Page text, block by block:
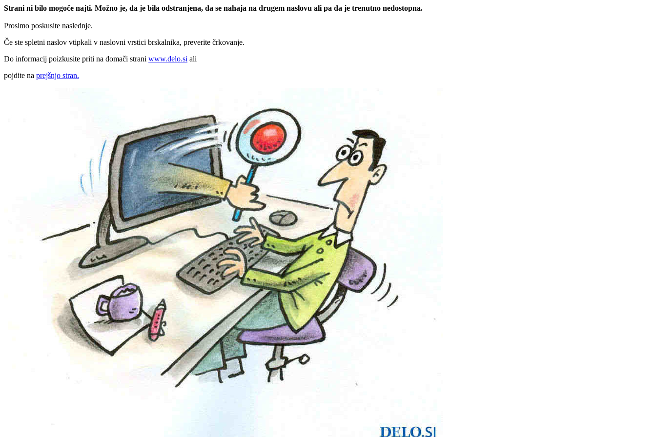
Strani ni bilo mogoče najti. Možno je, da je bila odstranjena, da se nahaja na drugem naslovu ali pa da je trenutno nedostopna.
Prosimo poskusite naslednje.
Če ste spletni naslov vtipkali v naslovni vrstici brskalnika, preverite črkovanje.
Do informacij poizkusite priti na domači strani www.delo.si ali
pojdite na prejšnjo stran.